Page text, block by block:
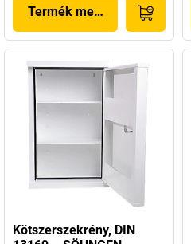
Termék megjelenítése
Kötszerszekrény, DIN